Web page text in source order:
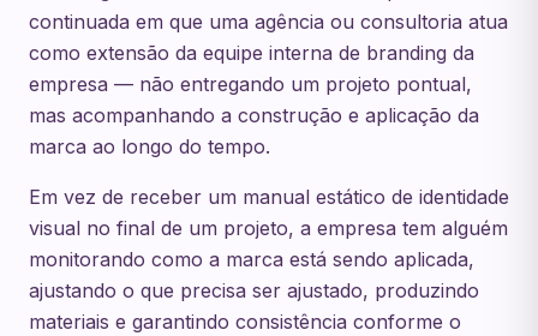
continuada em que uma agência ou consultoria atua
como extensão da equipe interna de branding da
empresa — não entregando um projeto pontual,
mas acompanhando a construção e aplicação da
marca ao longo do tempo.
Em vez de receber um manual estático de identidade
visual no final de um projeto, a empresa tem alguém
monitorando como a marca está sendo aplicada,
ajustando o que precisa ser ajustado, produzindo
materiais e garantindo consistência conforme o